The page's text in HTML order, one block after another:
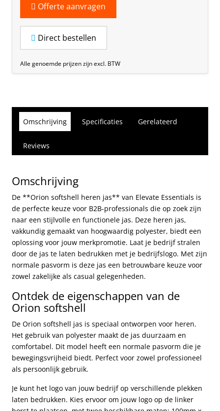
Offerte aanvragen
Direct bestellen
Alle genoemde prijzen zijn excl. BTW
Omschrijving Specificaties Gerelateerd
Reviews
Omschrijving
De **Orion softshell heren jas** van Elevate Essentials is
de perfecte keuze voor B2B-professionals die op zoek zijn
naar een stijlvolle en functionele jas. Deze heren jas,
vakkundig gemaakt van hoogwaardig polyester, biedt een
oplossing voor jouw merkpromotie. Laat je bedrijf stralen
door de jas te laten bedrukken met je bedrijfslogo. Met zijn
normale pasvorm is deze jas een betrouwbare keuze voor
zowel zakelijke als casual gelegenheden.
Ontdek de eigenschappen van de
Orion softshell
De Orion softshell jas is speciaal ontworpen voor heren.
Het gebruik van polyester maakt de jas duurzaam en
comfortabel. Dit model heeft een normale pasvorm die je
bewegingsvrijheid biedt. Perfect voor zowel professioneel
als persoonlijk gebruik.
Je kunt het logo van jouw bedrijf op verschillende plekken
laten bedrukken. Kies ervoor om jouw logo op de linker